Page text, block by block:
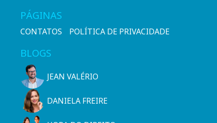
PÁGINAS
CONTATOS POLÍTICA DE PRIVACIDADE
BLOGS
JEAN VALÉRIO
DANIELA FREIRE